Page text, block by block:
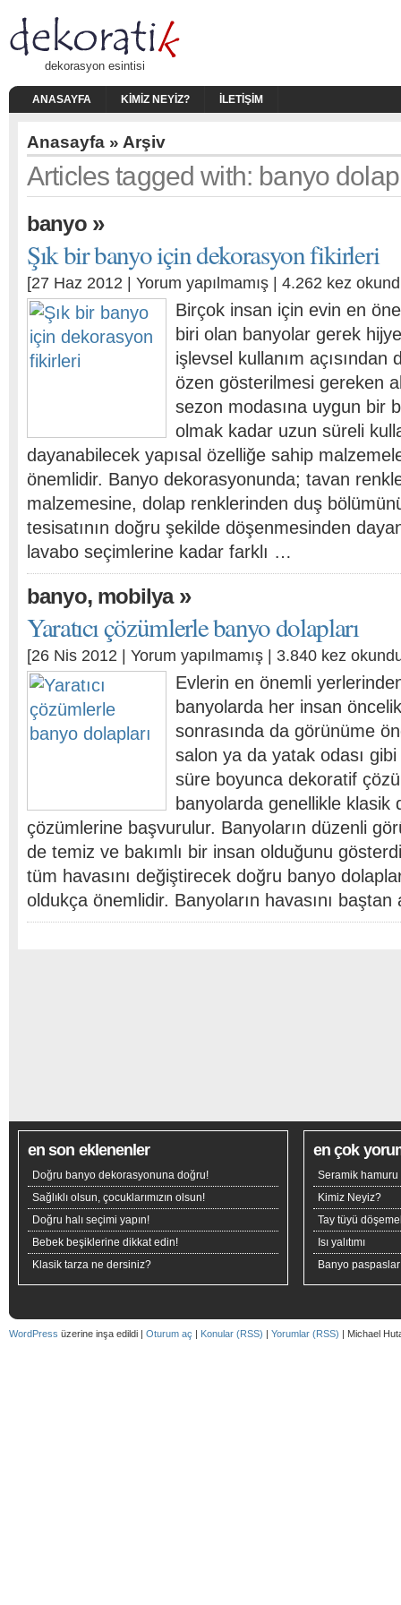
dekorasyon esintisi
ANASAYFA KIMIZ NEYIZ? İLETIŞIM
Anasayfa » Arşiv
Articles tagged with: banyo
banyo»
Şık bir banyo için dekorasyon fikirleri
[27 Haz 2012 | Yorum yapılmamış | 4.262 kez
Birçok insan için evin en
biri olan banyolar gerek
işlevsel kullanım açısından
özen gösterilmesi gereken
sezon modasına uygun bir
olmak kadar uzun süreli
dayanabilecek yapısal özelliğe sahip
önemlidir. Banyo dekorasyonunda; tavan
malzemesine, dolap renklerinden duş
tesisatının doğru şekilde döşenmesinden
lavabo seçimlerine kadar farklı …
banyo, mobilya»
Yaratıcı çözümlerle banyo dolapları
[26 Nis 2012 | Yorum yapılmamış | 3.840 kez
Evlerin en önemli
banyolarda her insan
sonrasında da görünüme
salon ya da yatak odası
süre boyunca dekoratif
banyolarda genellikle klasik
çözümlerine başvurulur. Banyoların düzenli
de temiz ve bakımlı bir insan olduğunu
tüm havasını değiştirecek doğru banyo
oldukça önemlidir. Banyoların havasını
en son eklenenler
Doğru banyo dekorasyonuna doğru!
Sağlıklı olsun, çocuklarımızın olsun!
Doğru halı seçimi yapın!
Bebek beşiklerine dikkat edin!
Klasik tarza ne dersiniz?
en çok
Seramik hamuru
Kimiz Neyiz?
Tay tüyü
Isı yalıtımı
Banyo
WordPress üzerine inşa edildi | Oturum aç | Konular (RSS) | Yorumlar (RSS) | Michael